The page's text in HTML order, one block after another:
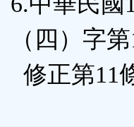
（四）字
修正第11